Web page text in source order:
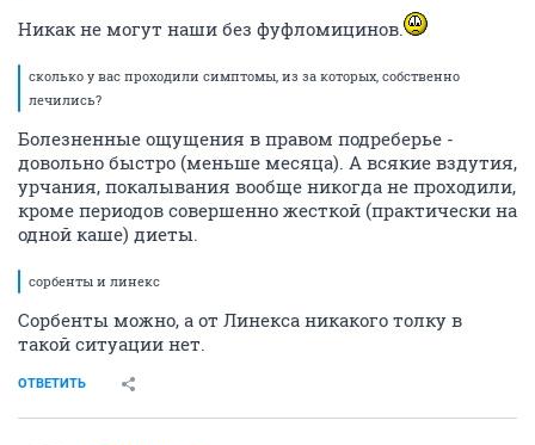
Никак не могут наши без фуфломицинов.
сколько у вас проходили симптомы, из за которых, собственно
лечились?
Болезненные ощущения в правом подреберье -
довольно быстро (меньше месяца). А всякие вздутия,
урчания, покалывания вообще никогда не проходили,
кроме периодов совершенно жесткой (практически на
одной каше) диеты.
сорбенты и линекс
Сорбенты можно, а от Линекса никакого толку в
такой ситуации нет.
ОТВЕТИТЬ